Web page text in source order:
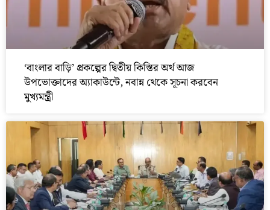
‘বাংলার বাড়ি’ প্রকল্পের দ্বিতীয় কিস্তির অর্থ আজ
উপভোক্তাদের অ্যাকাউন্টে, নবান্ন থেকে সূচনা করবেন
মুখ্যমন্ত্রী